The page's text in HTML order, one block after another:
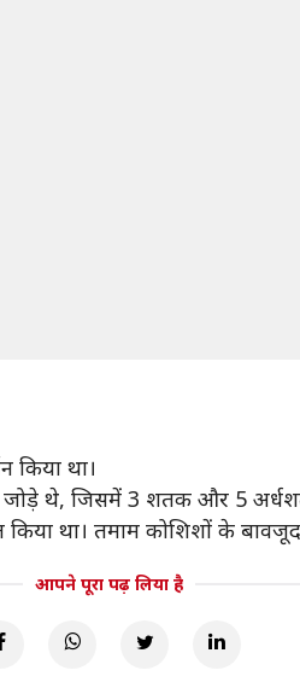
किया था।
थे, जिसमें 3 शतक और 5
था। तमाम कोशिशों के
आपने पूरा पढ़ लिया है